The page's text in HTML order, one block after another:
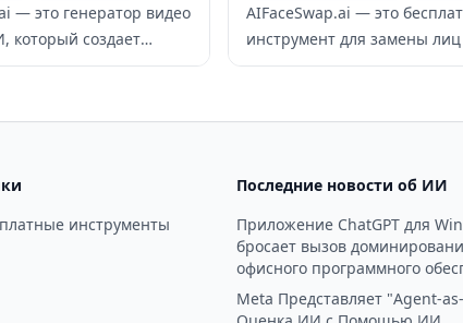
— это генератор видео
который создает
маркетинговые видео
интернет-
AIFaceSwap.ai — это
инструмент для замены лиц
использованием ИИ,
видео с
инструменты
Последние новости об ИИ
Приложение ChatGPT для
бросает вызов
офисного программного
Meta Представляет "Agent-